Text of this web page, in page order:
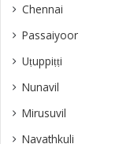
Chennai
Passaiyoor
Uṭuppiṭṭi
Nunavil
Mirusuvil
Navathkuli